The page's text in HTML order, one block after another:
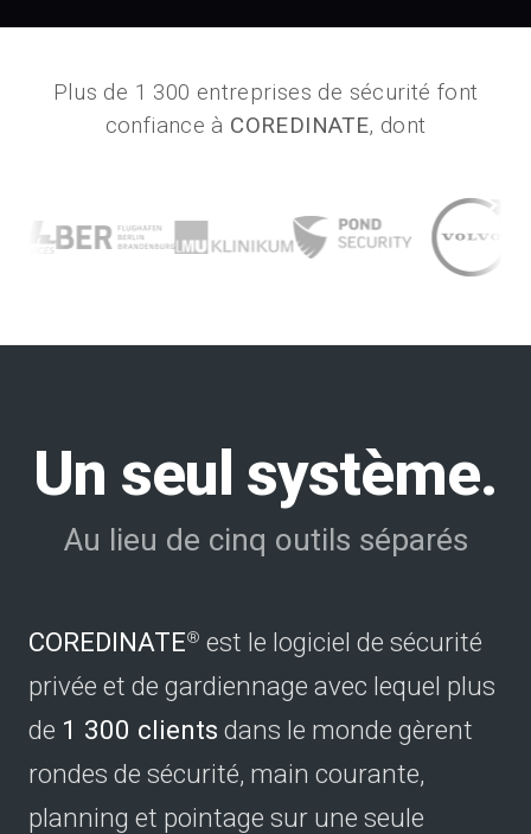
Plus de 1 300 entreprises de sécurité font
confiance à COREDINATE, dont
Un seul système.
Au lieu de cinq outils séparés
COREDINATE® est le logiciel de sécurité
privée et de gardiennage avec lequel plus
de 1 300 clients dans le monde gèrent
rondes de sécurité, main courante,
planning et pointage sur une seule